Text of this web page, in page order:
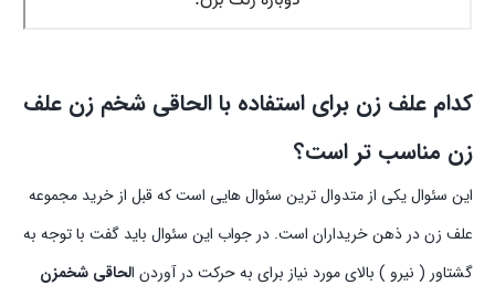
کدام علف زن برای استفاده با الحاقی شخم زن علف
زن مناسب تر است؟
این سئوال یکی از متدوال ترین سئوال هایی است که قبل از خرید مجموعه
علف زن در ذهن خریداران است. در جواب این سئوال باید گفت با توجه به
گشتاور ( نیرو ) بالای مورد نیاز برای به حرکت در آوردن الحاقی شخمزن